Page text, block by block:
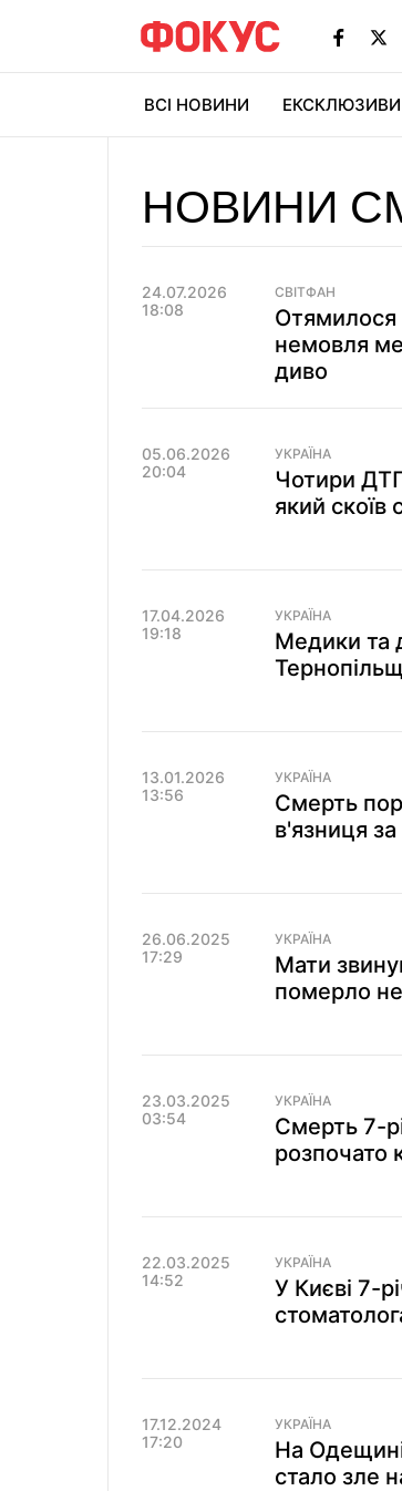
ВСІ НОВИНИ ЕКСКЛЮЗИВИ
НОВИНИ
24.07.2026
18:08
СВІТФАН
Отямилося
немовля
диво
05.06.2026
20:04
УКРАЇНА
Чотири
який скоїв
17.04.2026
19:18
УКРАЇНА
Медики та
13.01.2026
13:56
УКРАЇНА
Смерть
в'язниця
26.06.2025
17:29
УКРАЇНА
Мати
померло
23.03.2025
03:54
УКРАЇНА
Смерть 7-
розпочато
22.03.2025
14:52
УКРАЇНА
У Києві 7-
17.12.2024
17:20
УКРАЇНА
На
стало зле